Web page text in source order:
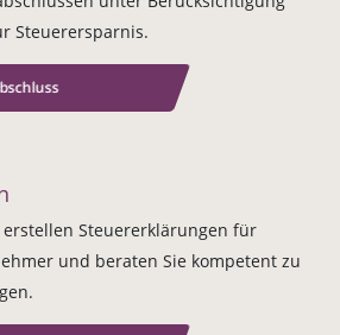
Steuerersparnis.
Steuererklärungen für
und beraten Sie kompetent zu